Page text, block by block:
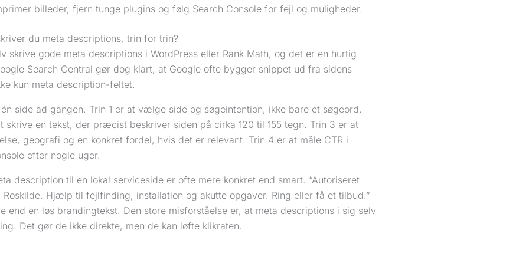
billeder, fjern tunge plugins og følg Search Console for fejl og muligheder.
du meta descriptions, trin for trin?
skrive gode meta descriptions i WordPress eller Rank Math, og det er en hurtig
Search Central gør dog klart, at Google ofte bygger snippet ud fra sidens
kun meta description-feltet.
side ad gangen. Trin 1 er at vælge side og søgeintention, ikke bare et søgeord.
skrive en tekst, der præcist beskriver siden på cirka 120 til 155 tegn. Trin 3 er at
geografi og en konkret fordel, hvis det er relevant. Trin 4 er at måle CTR i
efter nogle uger.
description til en lokal serviceside er ofte mere konkret end smart. “Autoriseret
Roskilde. Hjælp til fejlfinding, installation og akutte opgaver. Ring eller få et tilbud.”
end en løs brandingtekst. Den store misforståelse er, at meta descriptions i sig selv
Det gør de ikke direkte, men de kan løfte klikraten.